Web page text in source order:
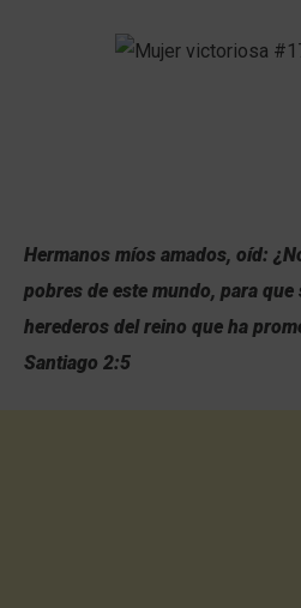
Hermanos míos amados, oíd:
pobres de este mundo, para
herederos del reino que ha
Santiago 2:5